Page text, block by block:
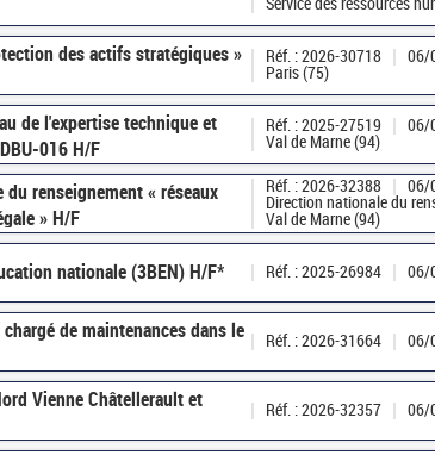
des actifs stratégiques »
Réf. : 2026-30718 06/
Paris (75)
de l'expertise technique et
016 H/F
Réf. : 2025-27519 06/
Val de Marne (94)
du renseignement « réseaux
» H/F
Réf. : 2026-32388
06/
Direction nationale du
Val de Marne (94)
nationale (3BEN) H/F* Réf. : 2025-26984 06/
de maintenances dans le
Réf. : 2026-31664 06/
Vienne Châtellerault et
Réf. : 2026-32357 06/